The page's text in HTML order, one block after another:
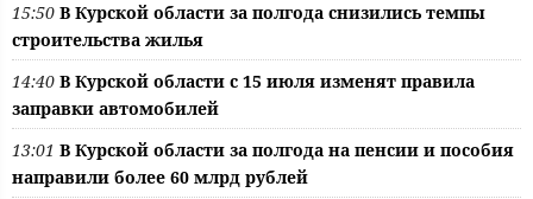
15:50 В Курской области за полгода снизились темпы
строительства жилья
14:40 В Курской области с 15 июля изменят правила
заправки автомобилей
13:01 В Курской области за полгода на пенсии и пособия
направили более 60 млрд рублей